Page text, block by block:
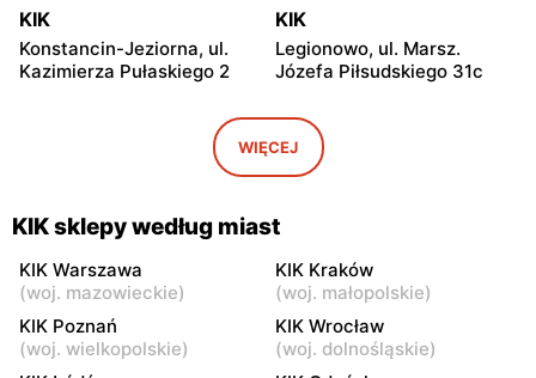
KIK
Konstancin-Jeziorna, ul.
Kazimierza Pułaskiego 2
KIK
Legionowo, ul. Marsz.
Józefa Piłsudskiego 31c
Radzymin al. Jana Pawła II
KIK
Wołomin, ul. Geodetów 2
KIK
Otwock, ul. Kupiecka 2
KIK
Kuklińskiego 1
Nowy Dwór Mazowiecki, ul.
Gen. Jerzego Przemysława
Tarczyn, ul. Warszawska
67A
WIĘCEJ
KIK sklepy według miast
KIK Warszawa
(woj. mazowieckie)
KIK Kraków
(woj. małopolskie)
KIK Poznań
(woj. wielkopolskie)
KIK Wrocław
(woj. dolnośląskie)